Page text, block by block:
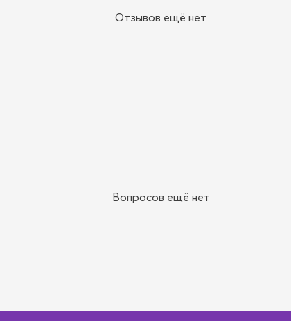
Отзывов ещё нет
Вопросов ещё нет